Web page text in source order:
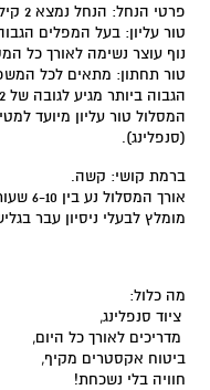
פרטי הנחל: הנחל נמצא 2 קילומטר צפונית למחסום דרגות ומתחלק ל2.
נוף עוצר נשימה לאורך כל
הגבוה ביותר מגיע לגובה של 22 מטרים.
המסלול טור עליון מיועד
(סנפלינג).
ברמת קושי: קשה.
אורך המסלול נע בין 6-10 שעות.
מומלץ לבעלי ניסיון עבר
מה כלול:
ציוד סנפלינג,
מדריכים לאורך כל היום,
ביטוח אקסטרים מקיף,
חוויה בלי נשכחת!